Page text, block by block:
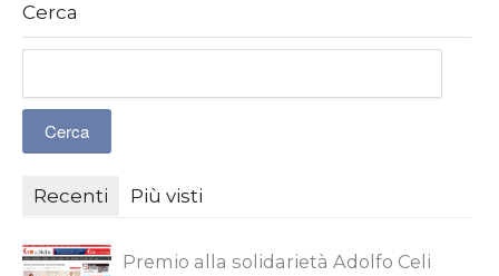
Cerca
Recenti Più visti
Premio alla solidarietà Adolfo Celi